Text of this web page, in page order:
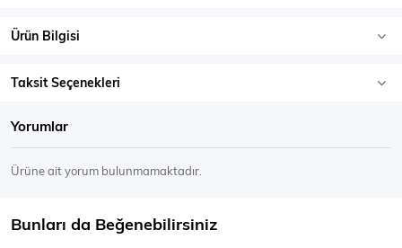
Ürün Bilgisi
Taksit Seçenekleri
Yorumlar
Ürüne ait yorum bulunmamaktadır.
Bunları da Beğenebilirsiniz